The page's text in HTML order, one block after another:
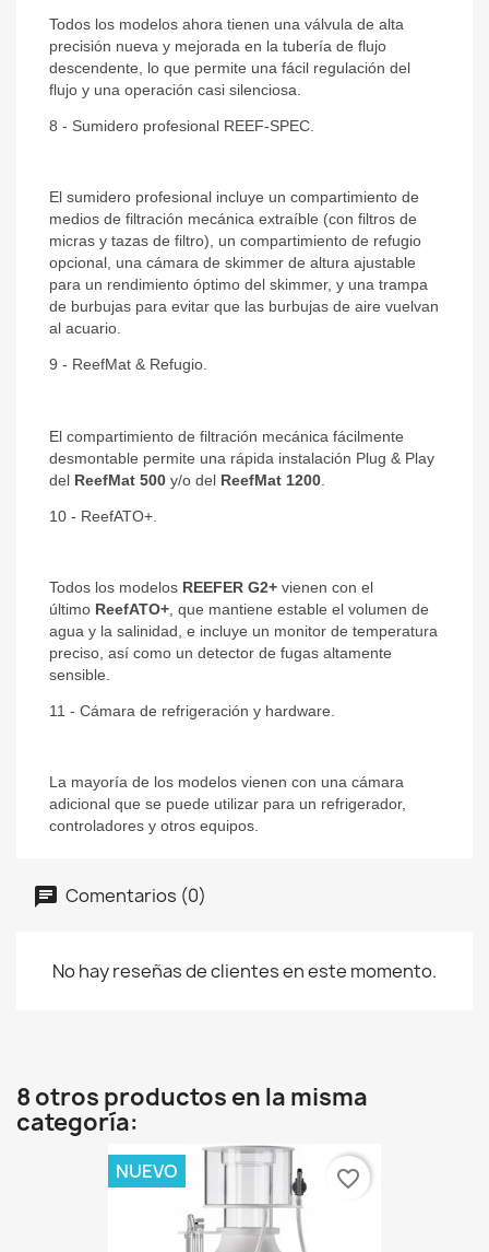
Todos los modelos ahora tienen una válvula de alta
precisión nueva y mejorada en la tubería de flujo
descendente, lo que permite una fácil regulación del
flujo y una operación casi silenciosa.
8 - Sumidero profesional REEF-SPEC.
El sumidero profesional incluye un compartimiento de
medios de filtración mecánica extraíble (con filtros de
micras y tazas de filtro), un compartimiento de refugio
opcional, una cámara de skimmer de altura ajustable
para un rendimiento óptimo del skimmer, y una trampa
de burbujas para evitar que las burbujas de aire vuelvan
al acuario.
9 - ReefMat & Refugio.
El compartimiento de filtración mecánica fácilmente
desmontable permite una rápida instalación Plug & Play
del ReefMat 500 y/o del ReefMat 1200
10 - ReefATO+.
Todos los modelos REEFER G2+ vienen con el
último ReefATO+ , que mantiene estable el volumen de
agua y la salinidad, e incluye un monitor de temperatura
preciso, así como un detector de fugas altamente
sensible.
11 - Cámara de refrigeración y hardware.
La mayoría de los modelos vienen con una cámara
adicional que se puede utilizar para un refrigerador,
controladores y otros equipos.
Comentarios (0)
No hay reseñas de clientes en este momento.
8 otros productos en la misma
categoría:
NUEVO favorite_border